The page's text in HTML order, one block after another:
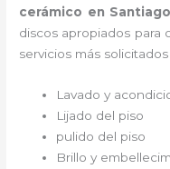
cerámico en
discos apropiados para
servicios más solicitados
Lavado y
Lijado del piso
pulido del piso
Brillo y